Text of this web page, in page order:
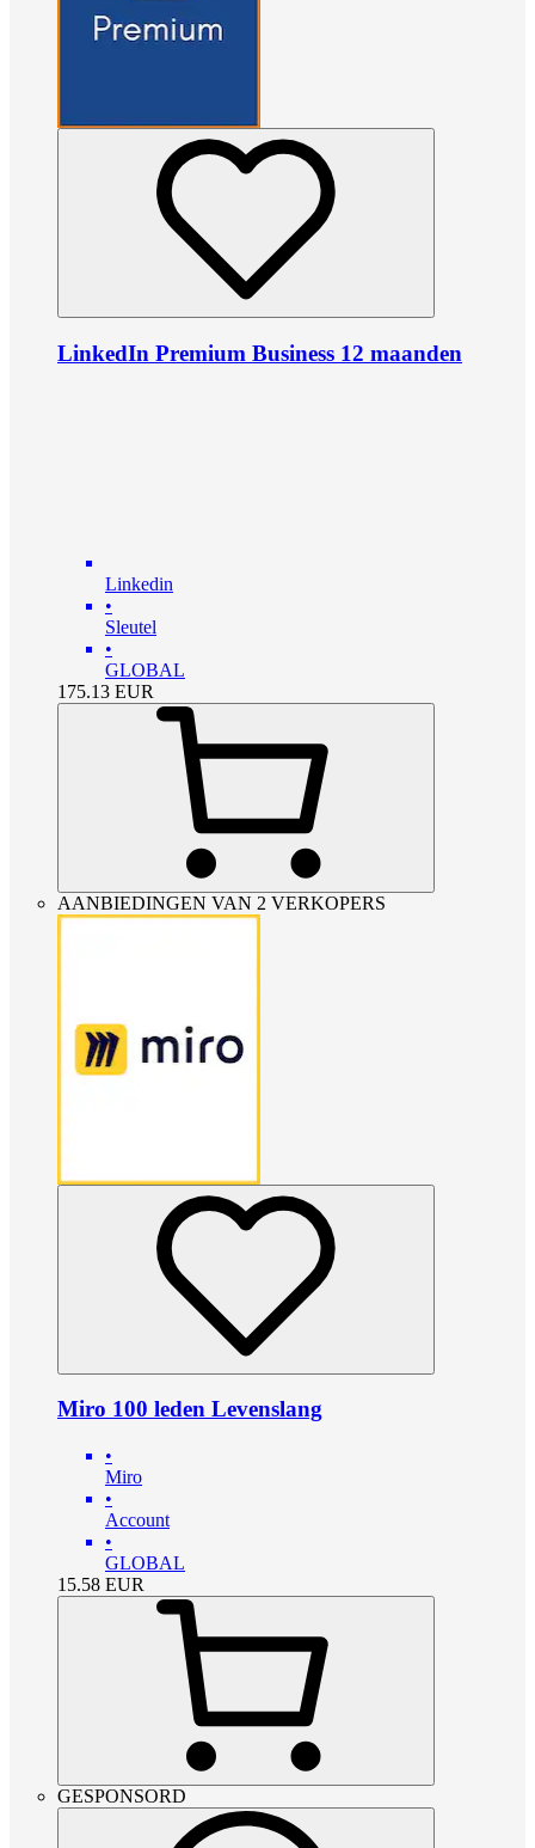
LinkedIn Premium Business 12 maanden
Linkedin
•
Sleutel
•
GLOBAL
175.13 EUR
AANBIEDINGEN VAN 2 VERKOPERS
Miro 100 leden Levenslang
•
Miro
•
Account
•
GLOBAL
15.58 EUR
GESPONSORD